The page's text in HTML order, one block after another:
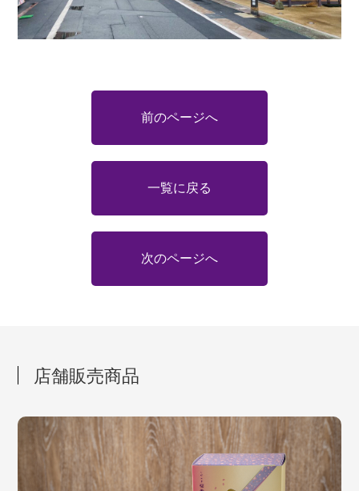
前のページへ
一覧に戻る
次のページへ
店舗販売商品